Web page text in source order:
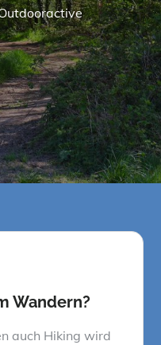
Wandern?
auch Hiking wird